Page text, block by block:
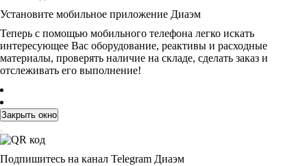
Установите мобильное приложение Диаэм
Теперь с помощью мобильного телефона легко искать
интересующее Вас оборудование, реактивы и расходные
материалы, проверять наличие на складе, сделать заказ и
отслеживать его выполнение!
Закрыть окно
Подпишитесь на канал Telegram Диаэм